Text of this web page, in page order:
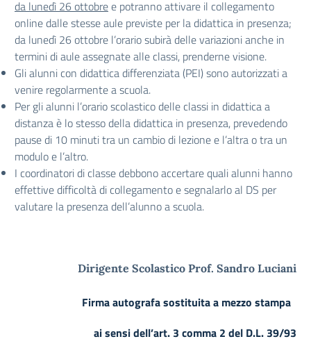
da lunedì 26 ottobree potranno attivare il collegamento
online dalle stesse aule previste per la didattica in presenza;
da lunedì 26 ottobre l’orario subirà delle variazioni anche in
termini di aule assegnate alle classi, prenderne visione.
Gli alunni con didattica differenziata (PEI) sono autorizzati a
venire regolarmente a scuola.
Per gli alunni l’orario scolastico delle classi in didattica a
distanza è lo stesso della didattica in presenza, prevedendo
pause di 10 minuti tra un cambio di lezione e l’altra o tra un
modulo e l’altro.
I coordinatori di classe debbono accertare quali alunni hanno
effettive difficoltà di collegamento e segnalarlo al DS per
valutare la presenza dell’alunno a scuola.
Dirigente Scolastico Prof. Sandro Luciani
Firma autografa sostituita a mezzo stampa
ai sensi dell’art. 3 comma 2 del D.L. 39/93